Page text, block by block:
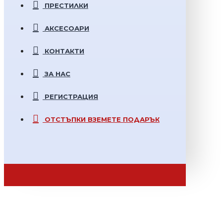
ПРЕСТИЛКИ
АКСЕСОАРИ
КОНТАКТИ
ЗА НАС
РЕГИСТРАЦИЯ
ОТСТЪПКИ ВЗЕМЕТЕ ПОДАРЪК